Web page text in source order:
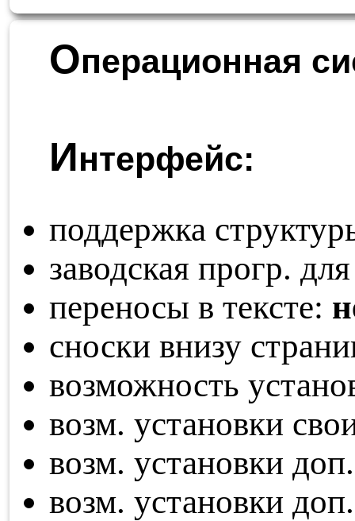
Операционная
Интерфейс:
поддержка
заводская прогр.
переносы в тексте:
сноски внизу
возможность
возм. установки
возм. установки
возм. установки